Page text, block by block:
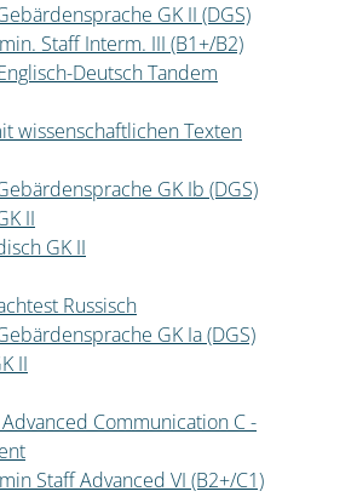
GK II (DGS)
Staff Interm. III (B1+/B2)
Deutsch Tandem
wissenschaftlichen Texten
GK Ib (DGS)
II
GK II
Russisch
GK Ia (DGS)
II
Advanced Communication C -
Staff Advanced VI (B2+/C1)